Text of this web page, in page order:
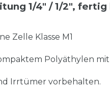
1/4" / 1/2",
Zelle Klasse M1
Polyäthylen
Irrtümer vorbehalten.